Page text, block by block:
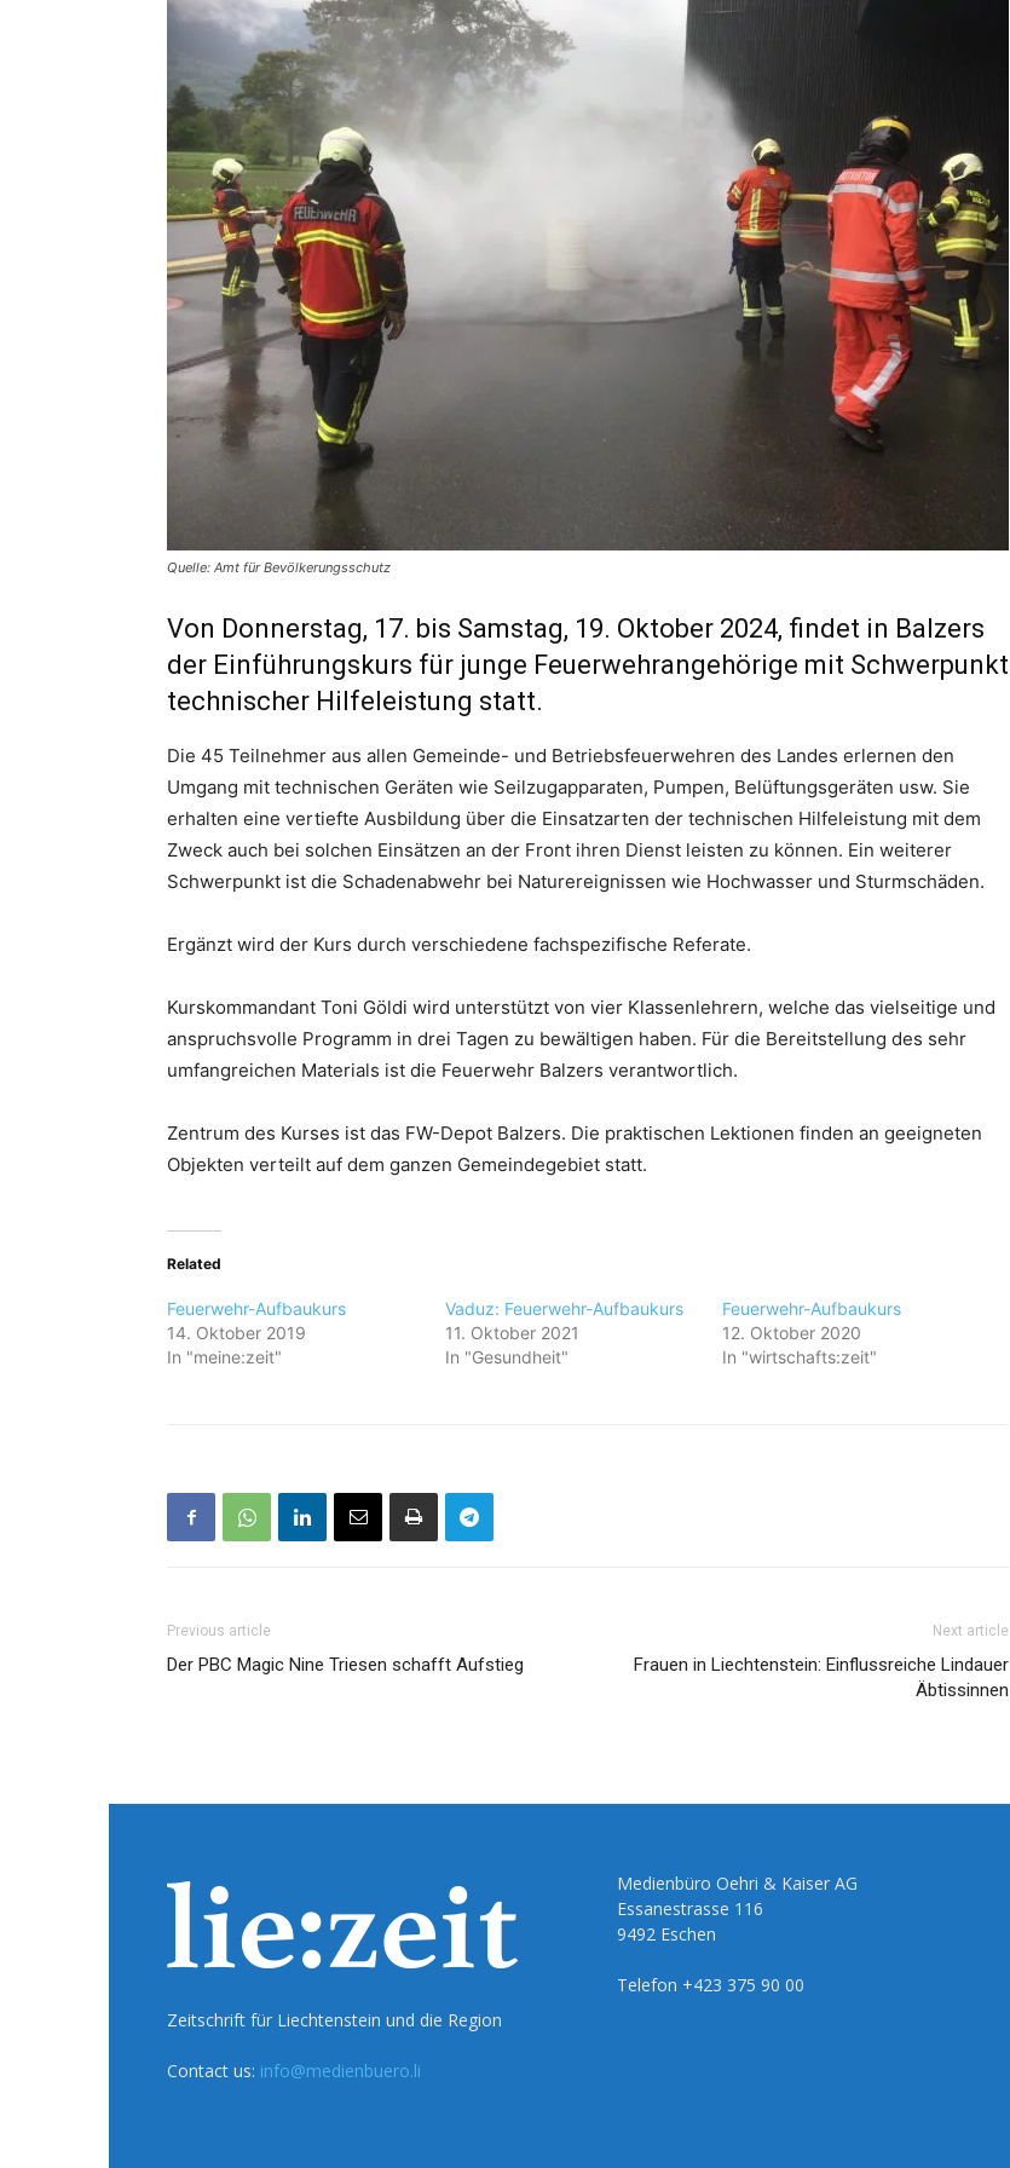
Quelle: Amt für Bevölkerungsschutz
Von Donnerstag, 17. bis Samstag, 19. Oktober 2024, findet in Balzers
der Einführungskurs für junge Feuerwehrangehörige mit Schwerpunkt
technischer Hilfeleistung statt.
Die 45 Teilnehmer aus allen Gemeinde- und Betriebsfeuerwehren des Landes erlernen den
Umgang mit technischen Geräten wie Seilzugapparaten, Pumpen, Belüftungsgeräten usw. Sie
erhalten eine vertiefte Ausbildung über die Einsatzarten der technischen Hilfeleistung mit dem
Zweck auch bei solchen Einsätzen an der Front ihren Dienst leisten zu können. Ein weiterer
Schwerpunkt ist die Schadenabwehr bei Naturereignissen wie Hochwasser und Sturmschäden.
Ergänzt wird der Kurs durch verschiedene fachspezifische Referate.
Kurskommandant Toni Göldi wird unterstützt von vier Klassenlehrern, welche das vielseitige und
anspruchsvolle Programm in drei Tagen zu bewältigen haben. Für die Bereitstellung des sehr
umfangreichen Materials ist die Feuerwehr Balzers verantwortlich.
Zentrum des Kurses ist das FW-Depot Balzers. Die praktischen Lektionen finden an geeigneten
Objekten verteilt auf dem ganzen Gemeindegebiet statt.
Related
Feuerwehr-Aufbaukurs
14. Oktober 2019
In "meine:zeit"
Vaduz: Feuerwehr-Aufbaukurs
11. Oktober 2021
In "Gesundheit"
Feuerwehr-Aufbaukurs
12. Oktober 2020
In "wirtschafts:zeit"
Previous article
Der PBC Magic Nine Triesen schafft Aufstieg
Next article
Frauen in Liechtenstein: Einflussreiche Lindauer
Äbtissinnen
Zeitschrift für Liechtenstein und die Region
Contact us: info@medienbuero.li
Medienbüro Oehri & Kaiser AG
Essanestrasse 116
9492 Eschen
Telefon +423 375 90 00